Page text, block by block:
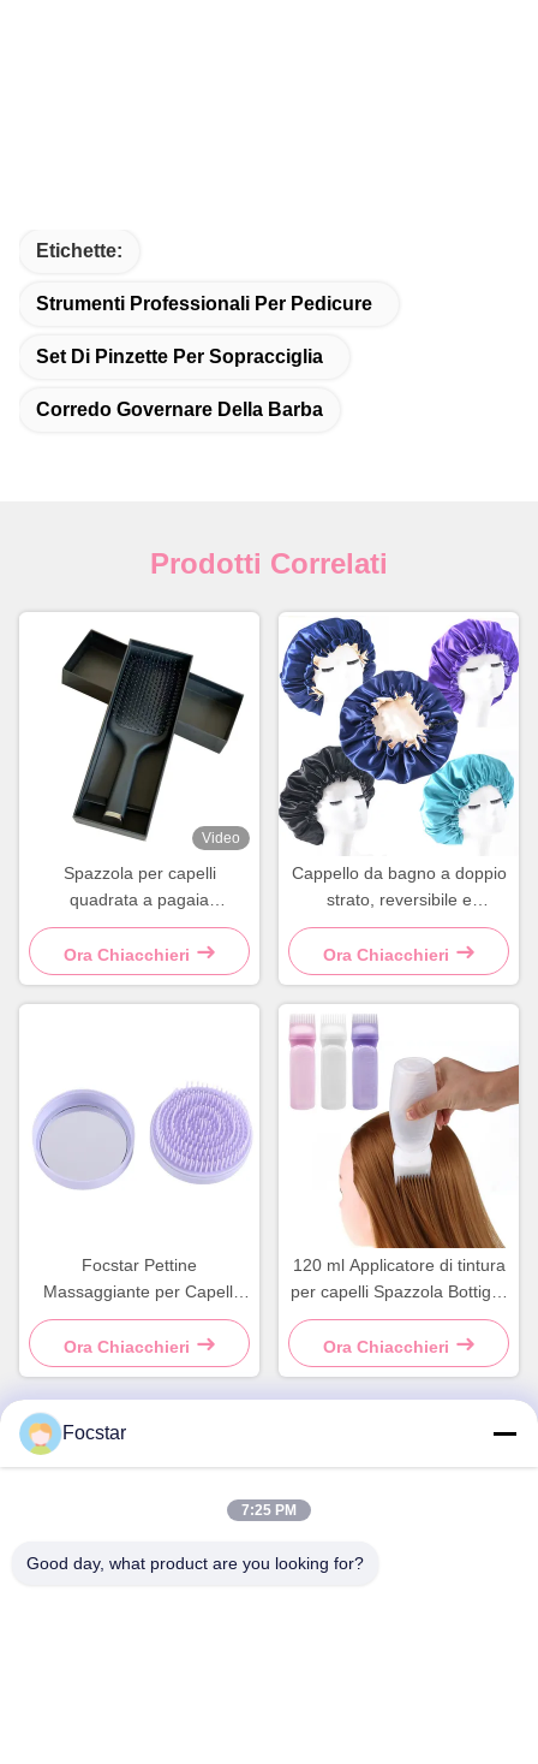
Etichette:
Strumenti Professionali Per Pedicure
Set Di Pinzette Per Sopracciglia
Corredo Governare Della Barba
Prodotti Correlati
Video
Spazzola per capelli
quadrata a pagaia
districante per salone blu e
nero
Ora Chiacchieri
Cappello da bagno a doppio
strato, reversibile e
regolabile, in raso
Ora Chiacchieri
Focstar Pettine
Massaggiante per Capelli
con Specchietto Integrato,
Spazzola Rotonda in Plastica
Viola
Ora Chiacchieri
120 ml Applicatore di tintura
per capelli Spazzola Bottiglia
pettine Rosa Bottiglia di
tintura per capelli
Ora Chiacchieri
2° piano, Wanzhong Commercial Plaza, distretto di
Focstar
7:25 PM
Good day, what product are you looking for?